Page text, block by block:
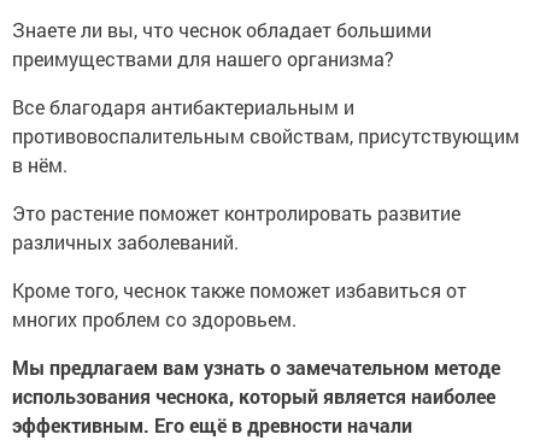
Знаете ли вы, что чеснок обладает большими
преимуществами для нашего организма?
Все благодаря антибактериальным и
противовоспалительным свойствам, присутствующим
в нём.
Это растение поможет контролировать развитие
различных заболеваний.
Кроме того, чеснок также поможет избавиться от
многих проблем со здоровьем.
Мы предлагаем вам узнать о замечательном методе
использования чеснока, который является наиболее
эффективным. Его ещё в древности начали